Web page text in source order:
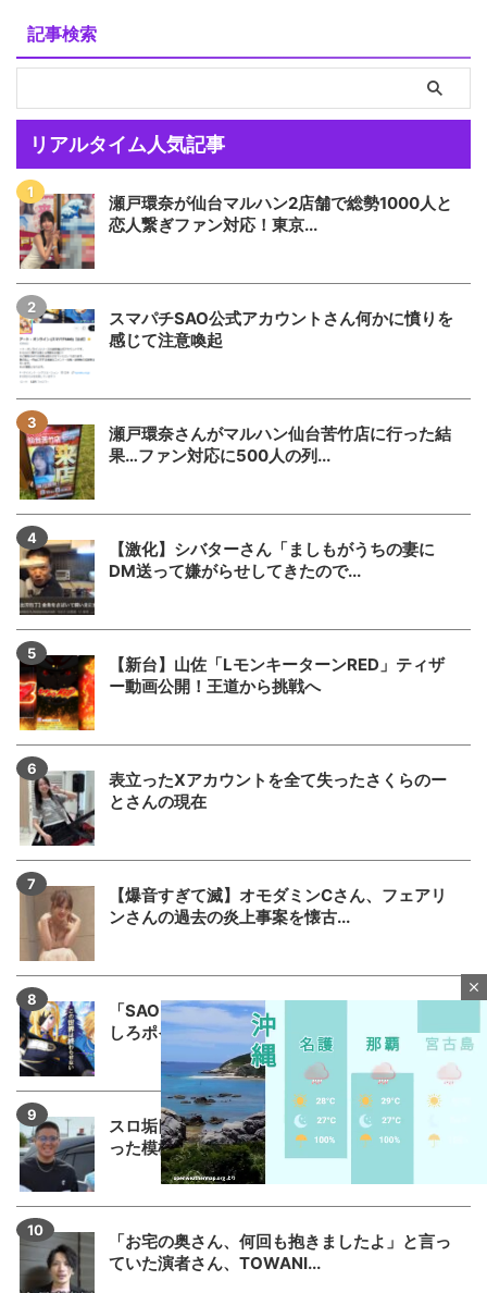
記事検索
リアルタイム人気記事
瀬戸環奈が仙台マルハン2店舗で総勢1000人と
恋人繋ぎファン対応！東京...
スマパチSAO公式アカウントさん何かに憤りを
感じて注意喚起
瀬戸環奈さんがマルハン仙台苦竹店に行った結
果…ファン対応に500人の列...
【激化】シバターさん「ましもがうちの妻に
DM送って嫌がらせしてきたので...
【新台】山佐「LモンキーターンRED」ティザ
ー動画公開！王道から挑戦へ
表立ったXアカウントを全て失ったさくらのー
とさんの現在
【爆音すぎて滅】オモダミンCさん、フェアリ
ンさんの過去の炎上事案を懐古...
「SAOアリス打法」発案者がeSAO夜空のおも
しろポイントを解説してく...
スロ垢四皇きーちさん、もうパチ屋が嫌いにな
った模様「抽選からワクワクだ...
「お宅の奥さん、何回も抱きましたよ」と言っ
ていた演者さん、TOWANI...
close
M